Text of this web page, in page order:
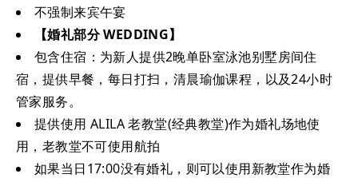
不强制来宾午宴
【婚礼部分 WEDDING】
包含住宿：为新人提供2晚单卧室泳池别墅房间住
宿，提供早餐，每日打扫，清晨瑜伽课程，以及24小时
管家服务。
提供使用 ALILA 老教堂(经典教堂)作为婚礼场地使
用，老教堂不可使用航拍
如果当日17:00没有婚礼，则可以使用新教堂作为婚